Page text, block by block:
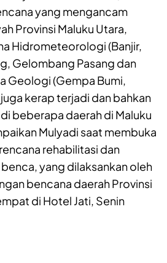
yang mengancam
Provinsi Maluku Utara,
Hidrometeorologi (Banjir,
Gelombang Pasang dan
Geologi (Gempa Bumi,
kerap terjadi dan bahkan
beberapa daerah di Maluku
Mulyadi saat membuka
rehabilitasi dan
yang dilaksankan oleh
bencana daerah Provinsi
di Hotel Jati, Senin